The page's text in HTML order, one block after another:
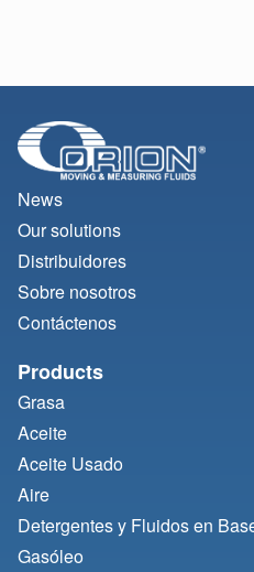
News
Our solutions
Distribuidores
Sobre nosotros
Contáctenos
Products
Grasa
Aceite
Aceite Usado
Aire
Detergentes y Fluidos en
Gasóleo